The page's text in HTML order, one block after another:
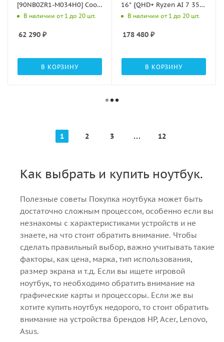
[90NB0ZR1-M034H0] Cool
Silver 15.6" {FHD Ryzen 5
Radeon/DOS}
В наличии от 1 до 20 шт.
62 290 ₽
В КОРЗИНУ
16" {QHD+ Ryzen AI 7 350
/32Gb/ SSD1Tb/RTX5070
В наличии от 1 до 20 шт.
178 480 ₽
В КОРЗИНУ
1 2 3 12
Как выбрать и купить ноутбук.
Полезные советы Покупка ноутбука может быть
достаточно сложным процессом, особенно если вы
незнакомы с характеристиками устройств и не
знаете, на что стоит обратить внимание. Чтобы
сделать правильный выбор, важно учитывать такие
факторы, как цена, марка, тип использования,
размер экрана и т.д. Если вы ищете игровой
ноутбук, то необходимо обратить внимание на
графические карты и процессоры. Если же вы
хотите купить ноутбук недорого, то стоит обратить
внимание на устройства брендов HP, Acer, Lenovo,
Asus.